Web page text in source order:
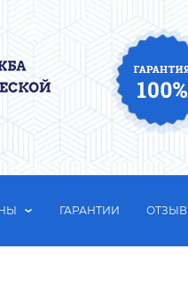
ГАРАНТИИ